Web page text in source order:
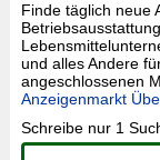
Finde täglich neue
und alles Andere
angeschlossenen
Anzeigenmarkt
Schreibe nur 1